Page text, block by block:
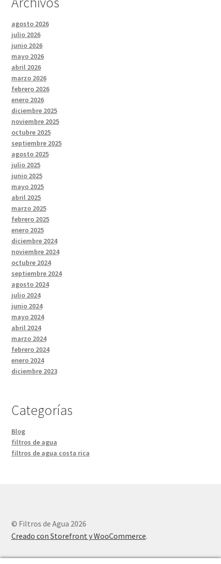
agosto 2026
julio 2026
junio 2026
mayo 2026
abril 2026
marzo 2026
febrero 2026
enero 2026
diciembre 2025
noviembre 2025
octubre 2025
septiembre 2025
agosto 2025
julio 2025
junio 2025
mayo 2025
abril 2025
marzo 2025
febrero 2025
enero 2025
diciembre 2024
noviembre 2024
octubre 2024
septiembre 2024
agosto 2024
julio 2024
junio 2024
mayo 2024
abril 2024
marzo 2024
febrero 2024
enero 2024
diciembre 2023
Categorías
Blog
filtros de agua
filtros de agua costa rica
© Filtros de Agua 2026
Creado con Storefront y WooCommerce.